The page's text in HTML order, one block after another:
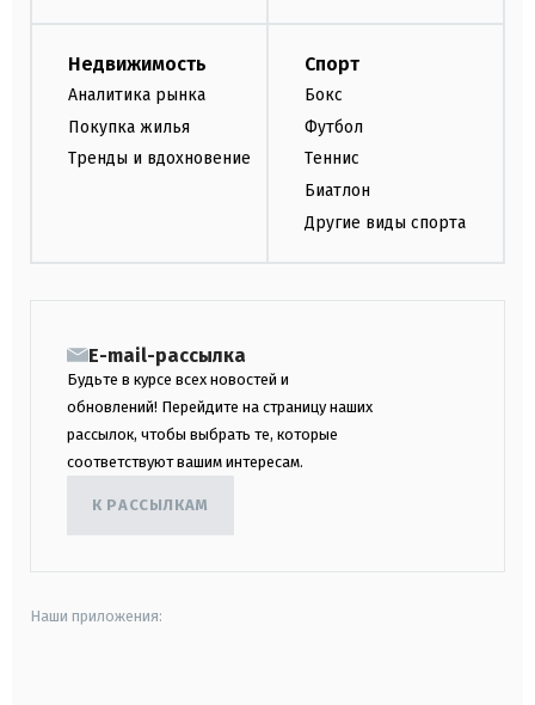
Недвижимость
Аналитика рынка
Покупка жилья
Тренды и вдохновение
Спорт
Бокс
Футбол
Теннис
Биатлон
Другие виды спорта
E-mail-рассылка
Будьте в курсе всех новостей и
обновлений! Перейдите на страницу наших
рассылок, чтобы выбрать те, которые
соответствуют вашим интересам.
К РАССЫЛКАМ
Наши приложения: